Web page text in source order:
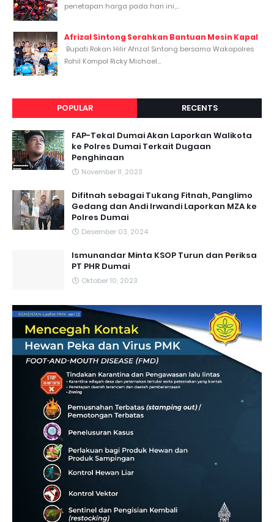
penetapan harga pada hari ini,...
Afrizal Sintong Serahkan Bantuan Mesin Kapal
Bupati Rokan Hilir Afrizal Sintong bersama Wakapolres
Rohil Kompol Ricky Michael...
POPULAR RECENTS
FAP-Tekal Dumai Akan Laporkan Walikota
ke Polres Dumai Terkait Dugaan
Penghinaan
November 11, 2023
Difitnah sebagai Tukang Fitnah, Panglimo
Gedang dan Andi Irwandi Laporkan MZA ke
Polres Dumai
Desember 03, 2024
Ismunandar Minta KSOP Turun dan Periksa
PT PHR Dumai
Oktober 10, 2023